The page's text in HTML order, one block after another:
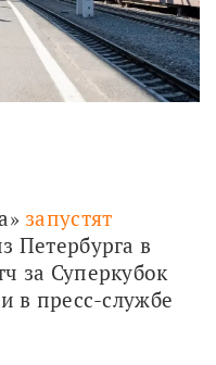
запустят
Петербурга в
за Суперкубок
в пресс-службе